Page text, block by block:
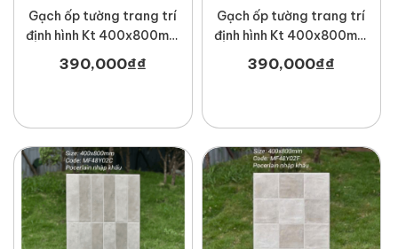
Gạch ốp tường trang trí
định hình Kt 400x800mm
MT-NF48Y03C
390,000₫₫
Gạch ốp tường trang trí
định hình Kt 400x800mm
MT-NF48Y03F
390,000₫₫